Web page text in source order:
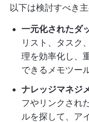
以下は検討すべき
一元化されたダ
リスト、タスク
理を効率化し、
できるメモツー
ナレッジマネジ
フやリンクされ
ルを探して、ア